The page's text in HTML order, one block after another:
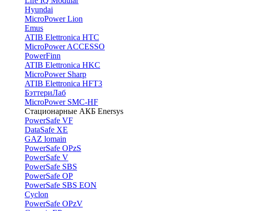
Hyundai
MicroPower Lion
Emus
ATIB Elettronica HTC
MicroPower ACCESSO
PowerFinn
ATIB Elettronica HKC
MicroPower Sharp
ATIB Elettronica HFT3
БэттериЛаб
MicroPower SMC-HF
Стационарные АКБ Enersys
PowerSafe VF
DataSafe XE
GAZ lomain
PowerSafe OPzS
PowerSafe V
PоwerSafe SBS
PowerSafe OP
PоwerSafe SBS EON
Cyclon
PowerSafe OPzV